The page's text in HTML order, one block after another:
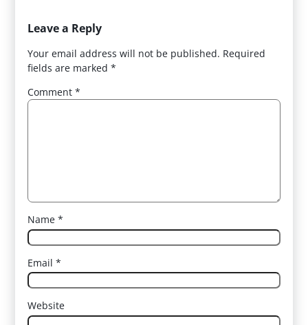
Leave a Reply
Your email address will not be published. Required
fields are marked*
Comment*
Name*
Email*
Website